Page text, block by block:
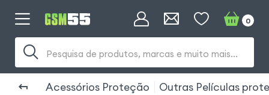
Pesquisa de produtos, marcas e muito mais...
0
Acessórios Proteção Outras Películas